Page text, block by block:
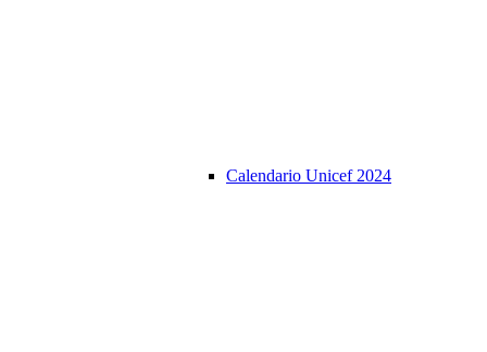
Calendario Unicef 2024